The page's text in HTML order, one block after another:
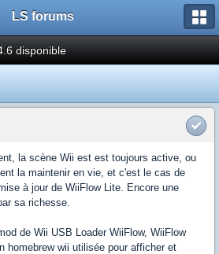
LS forums
disponible
la scène Wii est est toujours active, ou
la maintenir en vie, et c'est le cas de
à jour de WiiFlow Lite. Encore une
sa richesse.
de Wii USB Loader WiiFlow, WiiFlow
homebrew wii utilisée pour afficher et